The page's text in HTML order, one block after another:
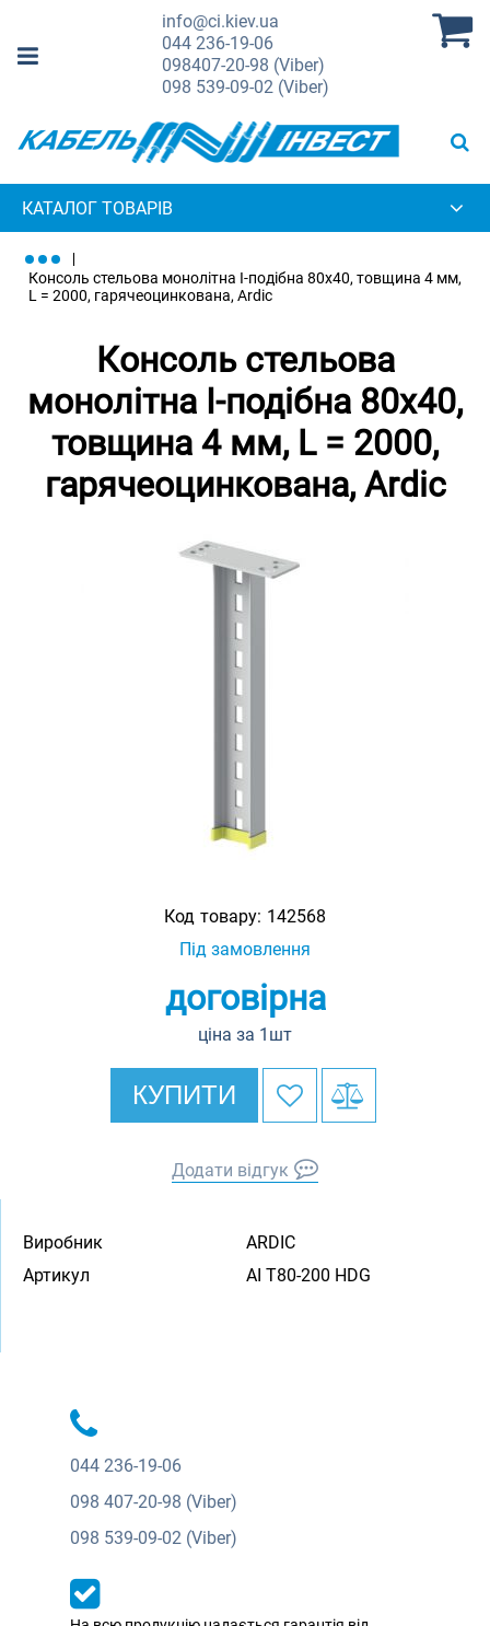
info@ci.kiev.ua
044236-19-06
098407-20-98 (Viber)
098 539-09-02 (Viber)
КАТАЛОГ ТОВАРІВ
Консоль стельова монолітна I-подібна 80х40, товщина 4 мм,
L = 2000, гарячеоцинкована, Ardic
Консоль стельова
монолітна I-подібна 80х40,
товщина 4 мм, L = 2000,
гарячеоцинкована, Ardic
Код товару: 142568
Під замовлення
договірна
ціна за 1шт
КУПИТИ
Додати відгук
Виробник
ARDIC
Артикул
AI T80-200 HDG
044 236-19-06
098 407-20-98 (Viber)
098 539-09-02 (Viber)